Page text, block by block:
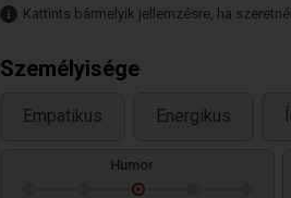
Kattints bármelyik jellemzésre, ha
Személyisége
Empatikus Energikus
Humor